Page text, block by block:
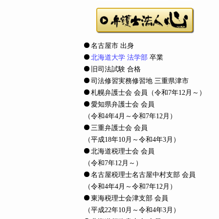
名古屋市 出身
北海道大学 法学部 卒業
旧司法試験 合格
司法修習実務修習地 三重県津市
札幌弁護士会 会員
（令和7年12月～）
愛知県弁護士会 会員
（令和4年4月～令和7年12月）
三重弁護士会 会員
（平成18年10月～令和4年3月）
北海道税理士会 会員
（令和7年12月～）
名古屋税理士名古屋中村支部 会員
（令和4年4月～令和7年12月）
東海税理士会津支部 会員
（平成22年10月～令和4年3月）